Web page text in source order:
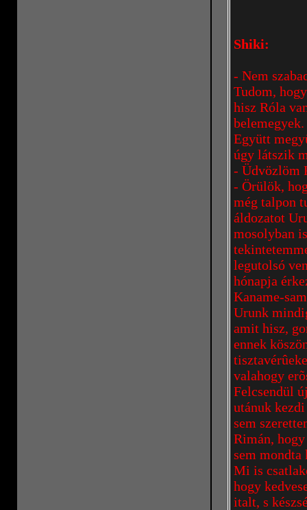
Shiki:
- Nem
Tudom,
hisz Róla
Együtt
úgy látszik
- Üdvözlöm
- Örülök,
még talpon
áldozatot
mosolyban
legutolsó
hónapja
Kaname-
Urunk
amit hisz,
ennek
valahogy
Felcsendül
utánuk
sem
Rimán,
sem
Mi is
hogy
italt, s